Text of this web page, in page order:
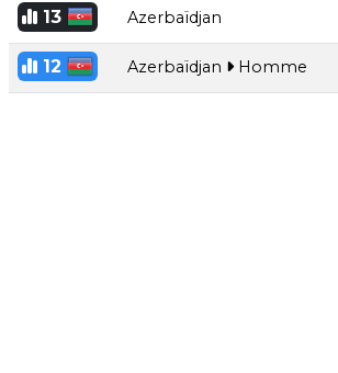
13 Azerbaïdjan
12 Azerbaïdjan Homme